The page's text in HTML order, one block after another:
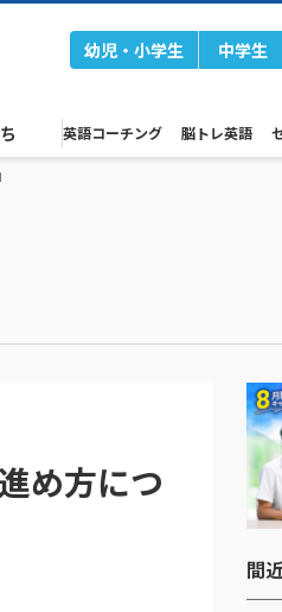
幼児・小学生 中学生
英語コーチング 脳トレ英語
め方につ
間